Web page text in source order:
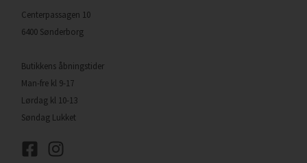
Centerpassagen 10
6400 Sønderborg
Butikkens åbningstider
Man-fre kl 9-17
Lørdag kl 10-13
Søndag Lukket